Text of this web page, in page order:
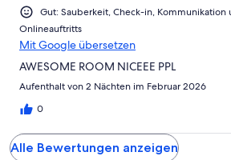
Gut: Sauberkeit, Check-in, Kommunikation
Onlineauftritts
Mit Google übersetzen
AWESOME ROOM NICEEE PPL
Aufenthalt von 2 Nächten im Februar 2026
0
Alle Bewertungen anzeigen